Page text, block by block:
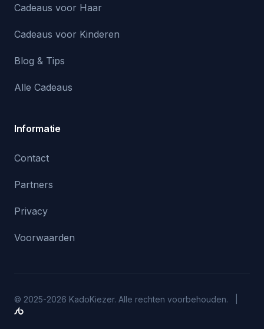
Cadeaus voor Haar
Cadeaus voor Kinderen
Blog & Tips
Alle Cadeaus
Informatie
Contact
Partners
Privacy
Voorwaarden
© 2025-2026 KadoKiezer. Alle rechten voorbehouden. |